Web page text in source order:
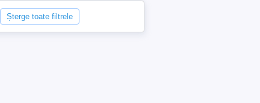
Șterge toate filtrele